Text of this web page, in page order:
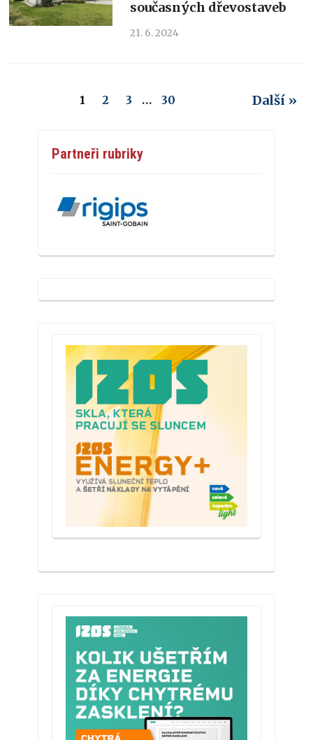
současných dřevostaveb
21. 6. 2024
1 2 3 … 30 Další »
Partneři rubriky